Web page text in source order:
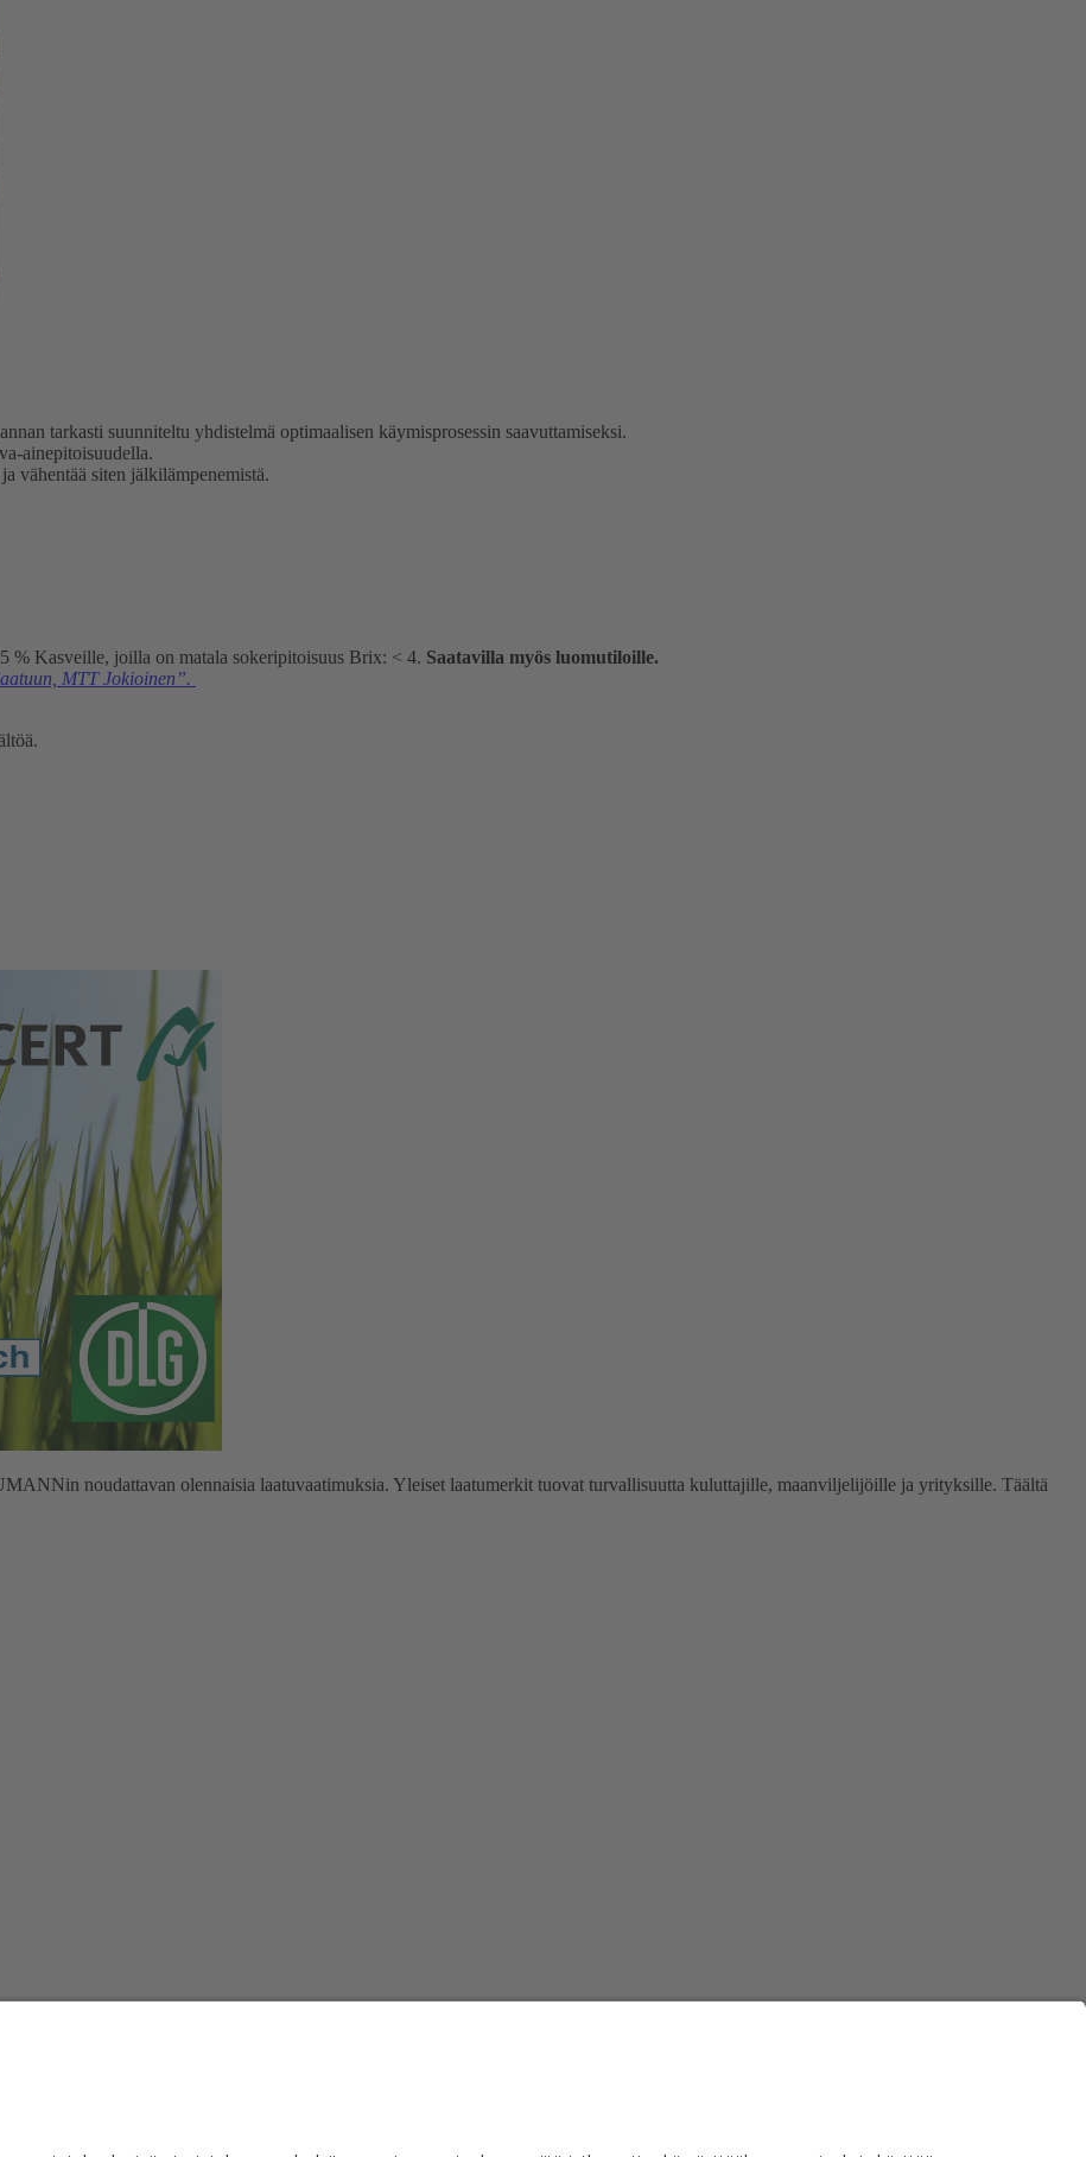
tarkasti suunniteltu yhdistelmä optimaalisen käymisprosessin saavuttamiseksi.
ainepitoisuudella.
vähentää siten jälkilämpenemistä.
Kasveille, joilla on matala sokeripitoisuus Brix: < 4. Saatavilla myös luomutiloille.
MTT Jokioinen”.
noudattavan olennaisia laatuvaatimuksia. Yleiset laatumerkit tuovat turvallisuutta kuluttajille, maanviljelijöille ja yrityksille. Täältä